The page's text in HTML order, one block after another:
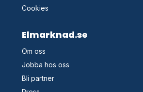
Cookies
Elmarknad.se
Om oss
Jobba hos oss
Bli partner